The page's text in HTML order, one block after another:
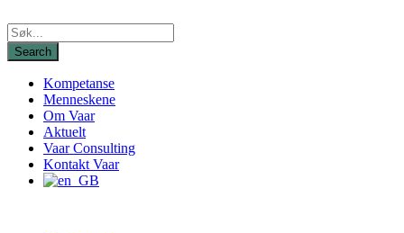
Kompetanse
Menneskene
Om Vaar
Aktuelt
Vaar Consulting
Kontakt Vaar